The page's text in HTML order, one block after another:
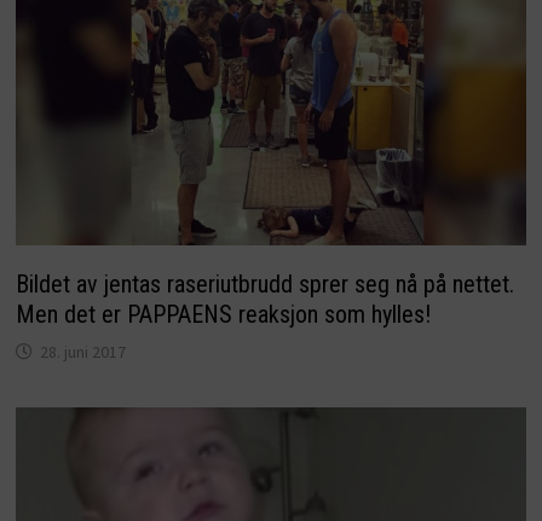
Bildet av jentas raseriutbrudd sprer seg nå på nettet.
Men det er PAPPAENS reaksjon som hylles!
28. juni 2017